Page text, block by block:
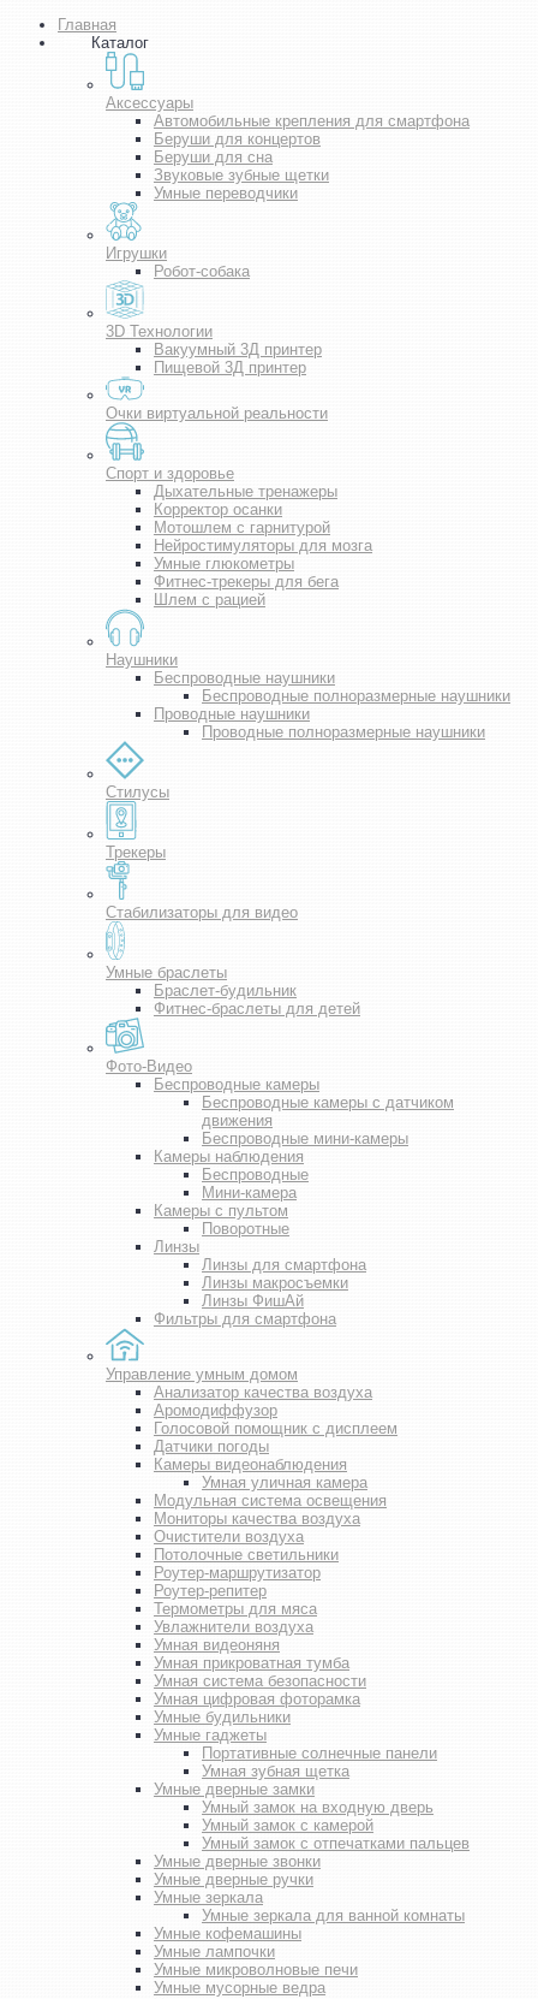
Главная
Каталог
Аксессуары
Автомобильные крепления для смартфона
Беруши для концертов
Беруши для сна
Звуковые зубные щетки
Умные переводчики
Игрушки
Робот-собака
3D Технологии
Вакуумный 3Д принтер
Пищевой 3Д принтер
Очки виртуальной реальности
Спорт и здоровье
Дыхательные тренажеры
Корректор осанки
Мотошлем с гарнитурой
Нейростимуляторы для мозга
Умные глюкометры
Фитнес-трекеры для бега
Шлем с рацией
Наушники
Беспроводные наушники
Беспроводные полноразмерные наушники
Проводные наушники
Проводные полноразмерные наушники
Стилусы
Трекеры
Стабилизаторы для видео
Умные браслеты
Браслет-будильник
Фитнес-браслеты для детей
Фото-Видео
Беспроводные камеры
Беспроводные камеры с датчиком
движения
Беспроводные мини-камеры
Камеры наблюдения
Беспроводные
Мини-камера
Камеры с пультом
Поворотные
Линзы
Линзы для смартфона
Линзы макросъемки
Линзы ФишАй
Фильтры для смартфона
Управление умным домом
Анализатор качества воздуха
Аромодиффузор
Голосовой помощник с дисплеем
Датчики погоды
Камеры видеонаблюдения
Умная уличная камера
Модульная система освещения
Мониторы качества воздуха
Очистители воздуха
Потолочные светильники
Роутер-маршрутизатор
Роутер-репитер
Термометры для мяса
Увлажнители воздуха
Умная видеоняня
Умная прикроватная тумба
Умная система безопасности
Умная цифровая фоторамка
Умные будильники
Умные гаджеты
Портативные солнечные панели
Умная зубная щетка
Умные дверные замки
Умный замок на входную дверь
Умный замок с камерой
Умный замок с отпечатками пальцев
Умные дверные звонки
Умные дверные ручки
Умные зеркала
Умные зеркала для ванной комнаты
Умные кофемашины
Умные лампочки
Умные микроволновые печи
Умные мусорные ведра